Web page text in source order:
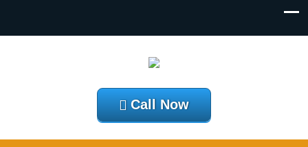
Call Now